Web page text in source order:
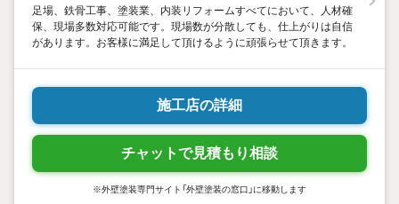
足場、鉄骨工事、塗装業、内装リフォームすべてにおいて、人材確
保、現場多数対応可能です。現場数が分散しても、仕上がりは自信
があります。お客様に満足して頂けるように頑張らせて頂きます。
施工店の詳細
チャットで見積もり相談
※外壁塗装専門サイト「外壁塗装の窓口」に移動します